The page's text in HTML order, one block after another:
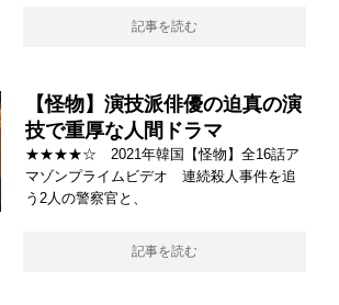
記事を読む
【怪物】演技派俳優の迫真の演
技で重厚な人間ドラマ
★★★★☆ 2021年韓国【怪物】全16話ア
マゾンプライムビデオ 連続殺人事件を追
う2人の警察官と、
記事を読む